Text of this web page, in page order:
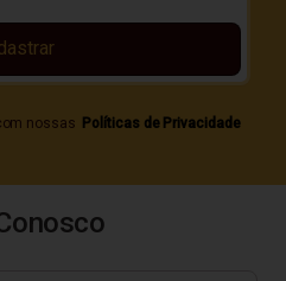
nossas Políticas de Privacidade